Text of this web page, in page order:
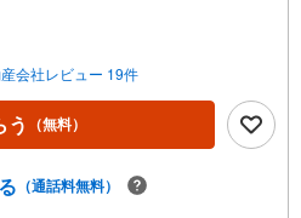
～19:00 火曜・水曜（祝日の場
】「資料請求」「内覧」のお問い合
とスムーズにご対応が可能です。ス
問合せをお待ちしております。【住
中無理のない住宅ローンの試算やご
用の概算も行っております。しっか
。お客様第一主義をモット-にお引越
会社レビュー 19件
う （無料）
（通話料無料）